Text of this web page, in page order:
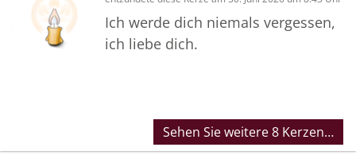
Ich werde dich niemals vergessen,
ich liebe dich.
Sehen Sie weitere 8 Kerzen…